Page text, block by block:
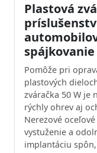
Plastová
Pomôže pri
plastových
zváračka 50 W je
rýchly ohrev aj
Nerezové
vystuženie a
implantáciu